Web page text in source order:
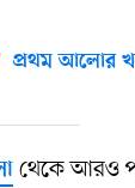
প্রথম আলোর
থেকে আরও